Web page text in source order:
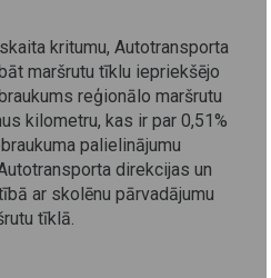
kritumu, Autotransporta
maršrutu tīklu iepriekšējo
reģionālo maršrutu
kilometru, kas ir par 0,51%
palielinājumu
direkcijas un
ar skolēnu pārvadājumu
tīklā.